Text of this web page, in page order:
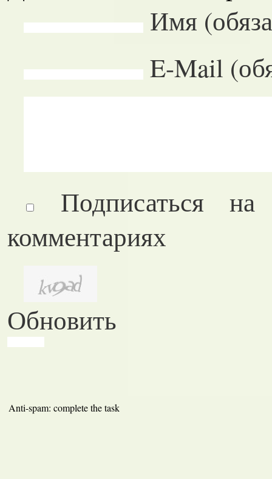
Имя
E-Mail
Подписаться
комментариях
Обновить
Anti-spam: complete the task